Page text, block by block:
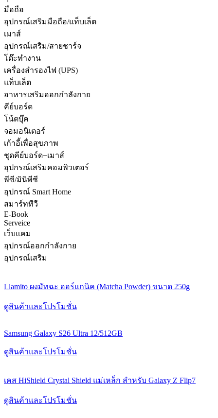
มือถือ
อุปกรณ์เสริมมือถือ/แท็บเล็ต
เมาส์
อุปกรณ์เสริม/สายชาร์จ
โต๊ะทำงาน
เครื่องสำรองไฟ (UPS)
แท็บเล็ต
อาหารเสริมออกกำลังกาย
คีย์บอร์ด
โน้ตบุ๊ค
จอมอนิเตอร์
เก้าอี้เพื่อสุขภาพ
ชุดคีย์บอร์ด+เมาส์
อุปกรณ์เสริมคอมพิวเตอร์
พีซี/มินิพีซี
อุปกรณ์ Smart Home
สมาร์ททีวี
E-Book
Serveice
เว็บแคม
อุปกรณ์ออกกำลังกาย
อุปกรณ์เสริม
Llamito ผงมัทฉะ ออร์แกนิค (Matcha Powder) ขนาด 250g
ดูสินค้าและโปรโมชั่น
Samsung Galaxy S26 Ultra 12/512GB
ดูสินค้าและโปรโมชั่น
เคส HiShield Crystal Shield แม่เหล็ก สำหรับ Galaxy Z Flip7
ดูสินค้าและโปรโมชั่น